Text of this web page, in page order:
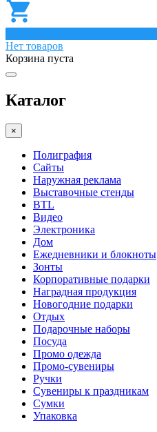
Нет товаров
Корзина пуста
Каталог
×
Полиграфия
Сайты
Наружная реклама
Выставочные стенды
BTL
Видео
Электроника
Дом
Ежедневники и блокноты
Зонты
Корпоративные подарки
Наградная продукция
Новогодние подарки
Отдых
Подарочные наборы
Посуда
Промо одежда
Промо-сувениры
Ручки
Сувениры к праздникам
Сумки
Упаковка